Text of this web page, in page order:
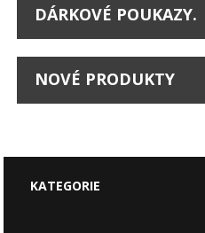
DÁRKOVÉ POUKAZY.
NOVÉ PRODUKTY
KATEGORIE